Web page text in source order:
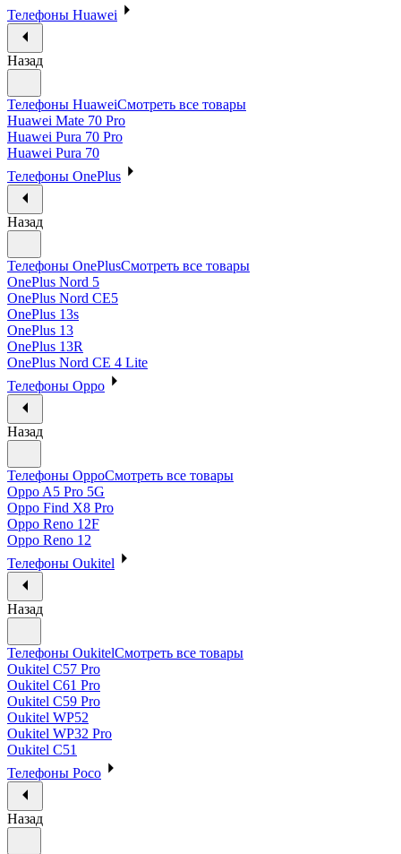
Телефоны Huawei
Назад
Телефоны HuaweiСмотреть все товары
Huawei Mate 70 Pro
Huawei Pura 70 Pro
Huawei Pura 70
Телефоны OnePlus
Назад
Телефоны OnePlusСмотреть все товары
OnePlus Nord 5
OnePlus Nord CE5
OnePlus 13s
OnePlus 13
OnePlus 13R
OnePlus Nord CE 4 Lite
Телефоны Oppo
Назад
Телефоны OppoСмотреть все товары
Oppo A5 Pro 5G
Oppo Find X8 Pro
Oppo Reno 12F
Oppo Reno 12
Телефоны Oukitel
Назад
Телефоны OukitelСмотреть все товары
Oukitel C57 Pro
Oukitel C61 Pro
Oukitel C59 Pro
Oukitel WP52
Oukitel WP32 Pro
Oukitel C51
Телефоны Poco
Назад